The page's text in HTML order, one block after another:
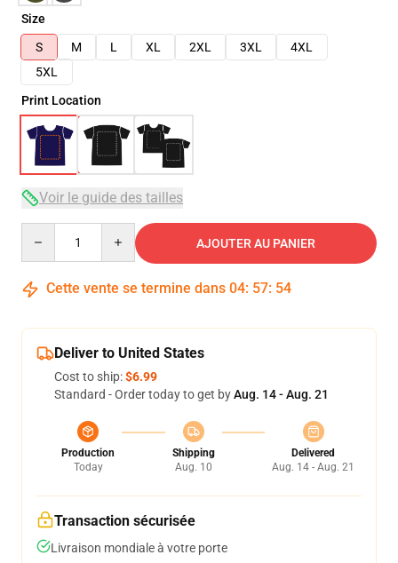
Size
S
M L XL 2XL 3XL
4XL
5XL
Print Location
Voir le guide des tailles
AJOUTER AU PANIER
Cette vente se termine dans 04: 57: 53
Deliver to United States
Cost to ship:$6.99
Standard - Order today to get byAug. 14 - Aug. 21
Production
Today
Shipping
Aug. 10
Delivered
Aug. 14 - Aug. 21
Transaction sécurisée
Livraison mondiale à votre porte